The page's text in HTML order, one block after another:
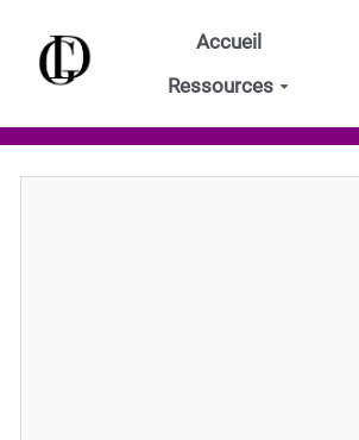
Aller au contenu principal
Accueil
Ressources